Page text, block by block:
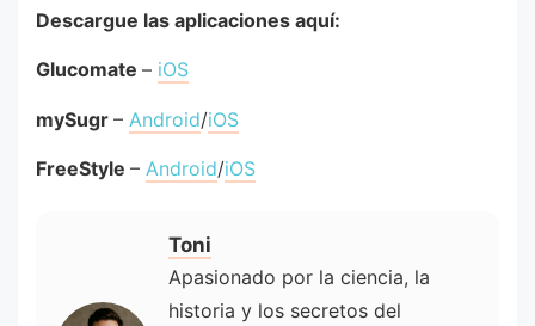
Descargue las aplicaciones aquí:
Glucomate – iOS
mySugr – Android/iOS
FreeStyle – Android/iOS
Toni
Apasionado por la ciencia, la
historia y los secretos del